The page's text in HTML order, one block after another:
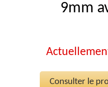
9mm
Consulter le